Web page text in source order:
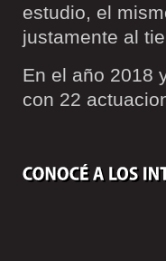
estudio, el
justamente al
En el año 2018
con 22